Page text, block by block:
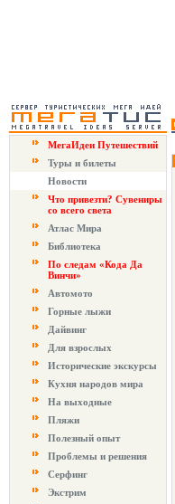
МегаИдеи Путешествий
Туры и билеты
Новости
Что привезти? Сувениры
со всего света
Атлас Мира
Библиотека
По следам «Кода Да
Винчи»
Автомото
Горные лыжи
Дайвинг
Для взрослых
Исторические экскурсы
Кухня народов мира
На выходные
Пляжи
Полезный опыт
Проблемы и решения
Серфинг
Экстрим